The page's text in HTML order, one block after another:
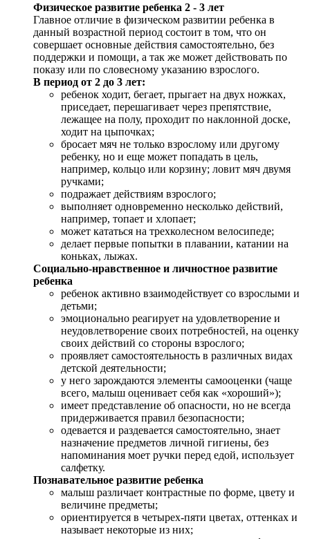
Физическое развитие ребенка 2 - 3 лет
Главное отличие в физическом развитии ребенка в
данный возрастной период состоит в том, что он
совершает основные действия самостоятельно, без
поддержки и помощи, а так же может действовать по
показу или по словесному указанию взрослого.
В период от 2 до 3 лет:
ребенок ходит, бегает, прыгает на двух ножках,
приседает, перешагивает через препятствие,
лежащее на полу, проходит по наклонной доске,
ходит на цыпочках;
бросает мяч не только взрослому или другому
ребенку, но и еще может попадать в цель,
например, кольцо или корзину; ловит мяч двумя
ручками;
подражает действиям взрослого;
выполняет одновременно несколько действий,
например, топает и хлопает;
может кататься на трехколесном велосипеде;
делает первые попытки в плавании, катании на
коньках, лыжах.
Социально-нравственное и личностное развитие
ребенка
ребенок активно взаимодействует со взрослыми и
детьми;
эмоционально реагирует на удовлетворение и
неудовлетворение своих потребностей, на оценку
своих действий со стороны взрослого;
проявляет самостоятельность в различных видах
детской деятельности;
у него зарождаются элементы самооценки (чаще
всего, малыш оценивает себя как «хороший»);
имеет представление об опасности, но не всегда
придерживается правил безопасности;
одевается и раздевается самостоятельно, знает
назначение предметов личной гигиены, без
напоминания моет ручки перед едой, использует
салфетку.
Познавательное развитие ребенка
малыш различает контрастные по форме, цвету и
величине предметы;
ориентируется в четырех-пяти цветах, оттенках и
называет некоторые из них;